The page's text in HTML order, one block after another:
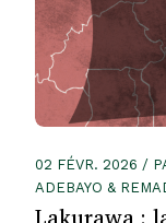
02 FÉVR. 2026 /
ADEBAYO &